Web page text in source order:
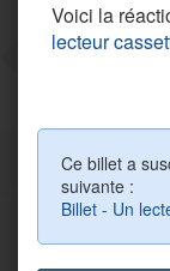
Voici la
lecteur
Ce billet a
suivante :
Billet - Un